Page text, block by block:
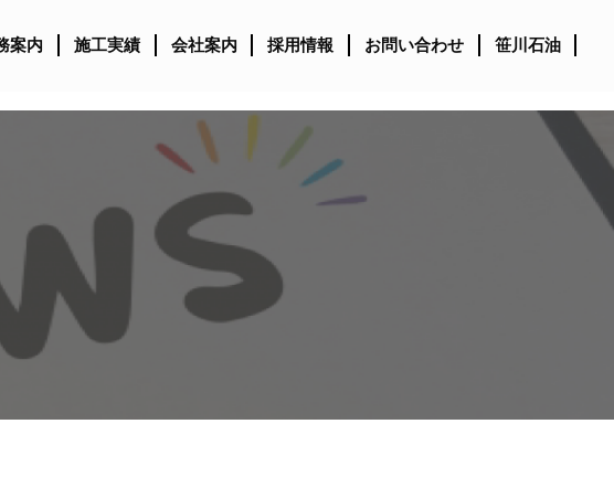
案内 施工実績 会社案内 採用情報 お問い合わせ 笹川石油